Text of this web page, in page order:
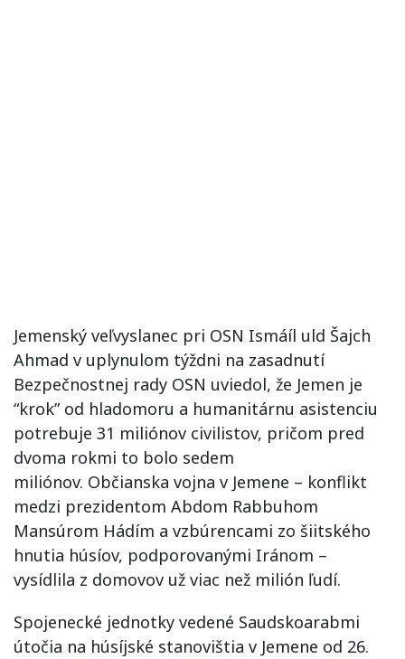
Jemenský veľvyslanec pri OSN Ismáíl uld Šajch
Ahmad v uplynulom týždni na zasadnutí
Bezpečnostnej rady OSN uviedol, že Jemen je
“krok” od hladomoru a humanitárnu asistenciu
potrebuje 31 miliónov civilistov, pričom pred
dvoma rokmi to bolo sedem
miliónov. Občianska vojna v Jemene – konflikt
medzi prezidentom Abdom Rabbuhom
Mansúrom Hádím a vzbúrencami zo šiitského
hnutia húsíov, podporovanými Iránom –
vysídlila z domovov už viac než milión ľudí.
Spojenecké jednotky vedené Saudskoarabmi
útočia na húsíjské stanovištia v Jemene od 26.